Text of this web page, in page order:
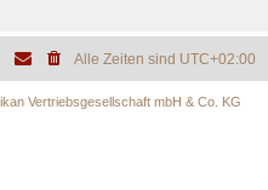
Alle Zeiten sind UTC+02:00
Vertriebsgesellschaft mbH & Co. KG